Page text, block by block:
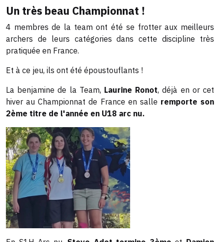
Un très beau Championnat !
4 membres de la team ont été se frotter aux meilleurs
archers de leurs catégories dans cette discipline très
pratiquée en France.
Et à ce jeu, ils ont été époustouflants !
La benjamine de la Team, Laurine Ronot, déjà en or cet
hiver au Championnat de France en salle remporte son
2ème titre de l'année en U18 arc nu.